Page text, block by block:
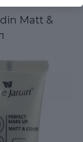
Matt &